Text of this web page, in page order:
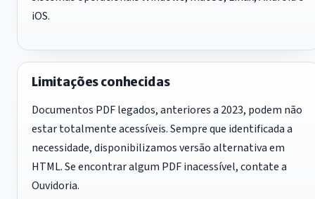
iOS.
Limitações conhecidas
Documentos PDF legados, anteriores a 2023, podem não
estar totalmente acessíveis. Sempre que identificada a
necessidade, disponibilizamos versão alternativa em
HTML. Se encontrar algum PDF inacessível, contate a
Ouvidoria.